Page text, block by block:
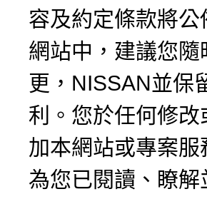
容及約定條款將
網站中，建議您
更，NISSAN並保
利。您於任何修
加本網站或專案
為您已閱讀、瞭